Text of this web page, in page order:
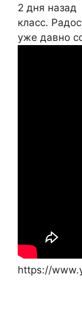
2 дня назад
класс.
уже давно
https://